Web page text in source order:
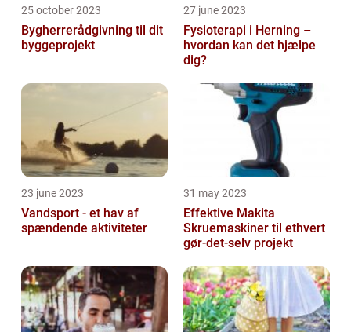
25 october 2023
Bygherrerådgivning til dit
byggeprojekt
27 june 2023
Fysioterapi i Herning –
hvordan kan det hjælpe
dig?
23 june 2023
Vandsport - et hav af
spændende aktiviteter
31 may 2023
Effektive Makita
Skruemaskiner til ethvert
gør-det-selv projekt